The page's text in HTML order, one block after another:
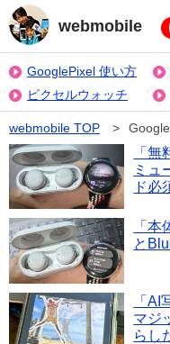
webmobile
GooglePixel 使い方
ピクセルウォッチ
webmobile TOP > Google
「
ミュ
ド必
「
と
「
マジ
らし